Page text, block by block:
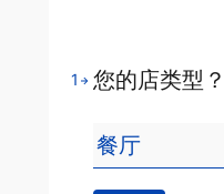
1 您的店类型？